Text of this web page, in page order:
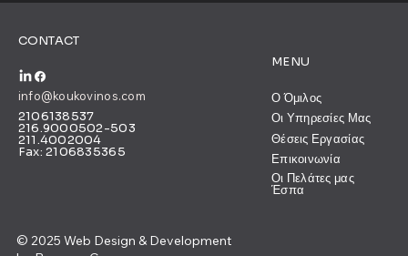
CONTACT
info@koukovinos.com
2106138537
216.9000502-503
211.4002004
Fax: 2106835365
© 2025 Web Design & Development
MENU
Ο Όμιλος
Οι Υπηρεσίες Μας
Θέσεις Εργασίας
Επικοινωνία
Οι Πελάτες μας
Έσπα